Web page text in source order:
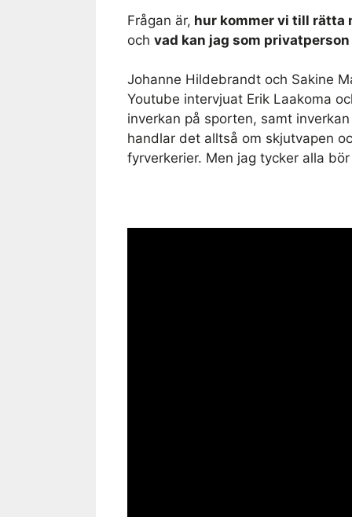
Frågan är, hur kommer vi till rätta
och vad kan jag som
Johanne Hildebrandt och Sakine
Youtube intervjuat Erik Laakoma
inverkan på sporten, samt
handlar det alltså om skjutvapen
fyrverkerier. Men jag tycker alla